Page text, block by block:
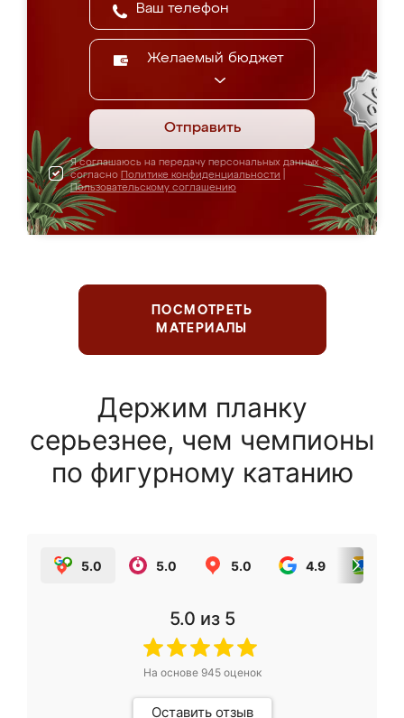
Желаемый бюджет
Отправить
Я соглашаюсь на передачу персональных данных
согласно Политике конфиденциальности
Пользовательскому соглашению
ПОСМОТРЕТЬ
МАТЕРИАЛЫ
Держим планку
серьезнее, чем чемпионы
по фигурному катанию
5.0 5.0 5.0 4.9
5.0 из 5
На основе 945оценок
Оставить отзыв